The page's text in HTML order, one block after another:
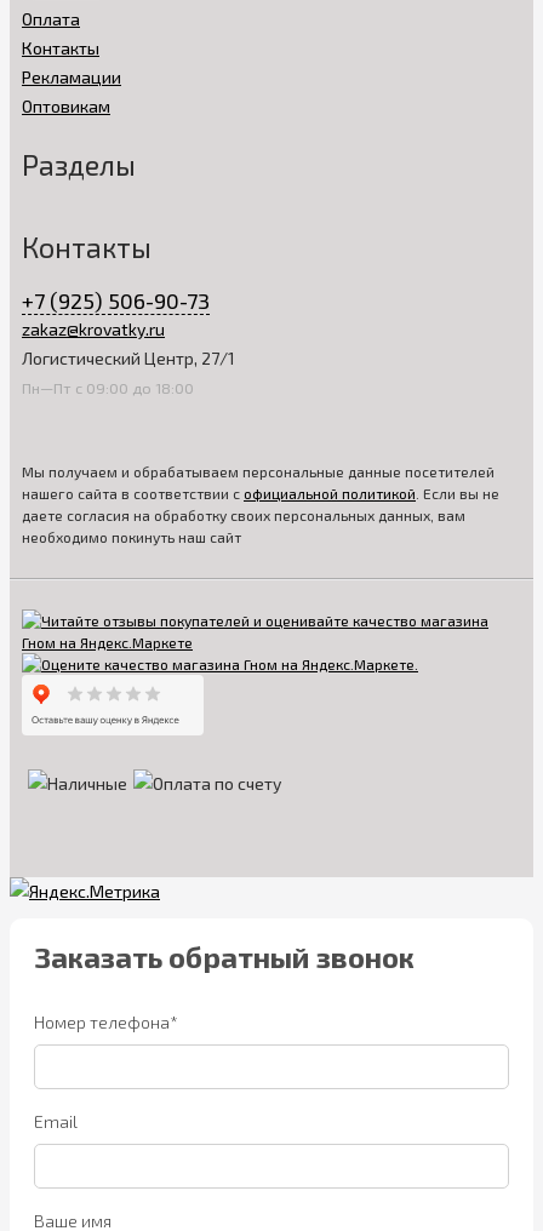
Оплата
Контакты
Рекламации
Оптовикам
Разделы
Контакты
+7 (925) 506-90-73
zakaz@krovatky.ru
Логистический Центр, 27/1
Пн—Пт с 09:00 до 18:00
Мы получаем и обрабатываем персональные данные посетителей
нашего сайта в соответствии с официальной политикой . Если вы не
даете согласия на обработку своих персональных данных, вам
необходимо покинуть наш сайт
Заказать обратный звонок
Номер телефона*
Email
Ваше имя